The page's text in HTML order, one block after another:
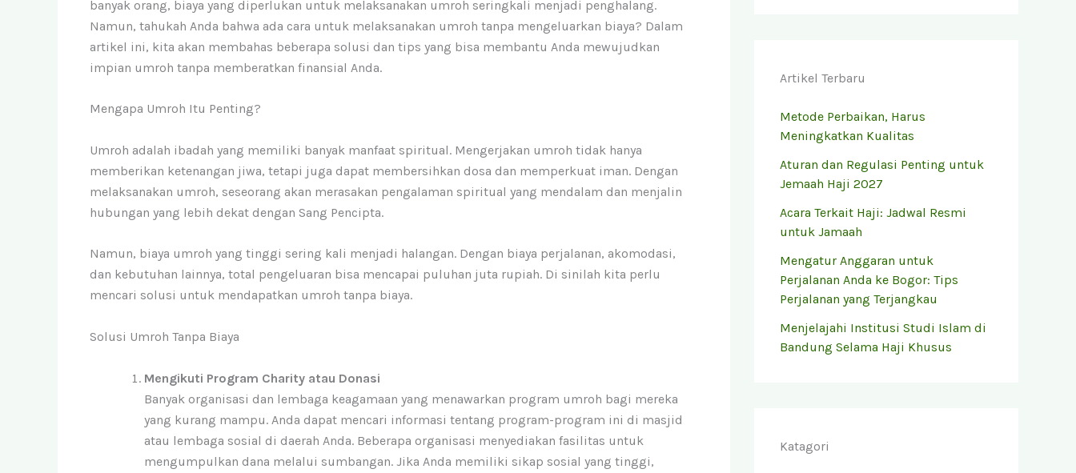
banyak orang, biaya yang diperlukan untuk melaksanakan umroh seringkali menjadi penghalang.
Namun, tahukah Anda bahwa ada cara untuk melaksanakan umroh tanpa mengeluarkan biaya? Dalam
artikel ini, kita akan membahas beberapa solusi dan tips yang bisa membantu Anda mewujudkan
impian umroh tanpa memberatkan finansial Anda.
Mengapa Umroh Itu Penting?
Umroh adalah ibadah yang memiliki banyak manfaat spiritual. Mengerjakan umroh tidak hanya
memberikan ketenangan jiwa, tetapi juga dapat membersihkan dosa dan memperkuat iman. Dengan
melaksanakan umroh, seseorang akan merasakan pengalaman spiritual yang mendalam dan menjalin
hubungan yang lebih dekat dengan Sang Pencipta.
Namun, biaya umroh yang tinggi sering kali menjadi halangan. Dengan biaya perjalanan, akomodasi,
dan kebutuhan lainnya, total pengeluaran bisa mencapai puluhan juta rupiah. Di sinilah kita perlu
mencari solusi untuk mendapatkan umroh tanpa biaya.
Solusi Umroh Tanpa Biaya
Mengikuti Program Charity atau Donasi
Banyak organisasi dan lembaga keagamaan yang menawarkan program umroh bagi mereka
yang kurang mampu. Anda dapat mencari informasi tentang program-program ini di masjid
atau lembaga sosial di daerah Anda. Beberapa organisasi menyediakan fasilitas untuk
mengumpulkan dana melalui sumbangan. Jika Anda memiliki sikap sosial yang tinggi,
Artikel Terbaru
Metode Perbaikan, Harus
Meningkatkan Kualitas
Aturan dan Regulasi Penting untuk
Jemaah Haji 2027
Acara Terkait Haji: Jadwal Resmi
untuk Jamaah
Mengatur Anggaran untuk
Perjalanan Anda ke Bogor: Tips
Perjalanan yang Terjangkau
Menjelajahi Institusi Studi Islam di
Bandung Selama Haji Khusus
Katagori